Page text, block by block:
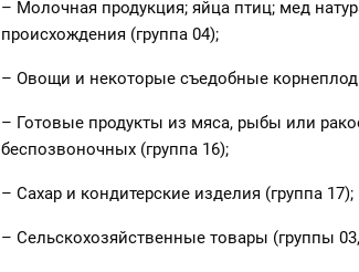
– Молочная продукция; яйца птиц; мед
происхождения (группа 04);
– Овощи и некоторые съедобные
– Готовые продукты из мяса, рыбы или
беспозвоночных (группа 16);
– Сахар и кондитерские изделия (группа 17);
– Сельскохозяйственные товары (группы